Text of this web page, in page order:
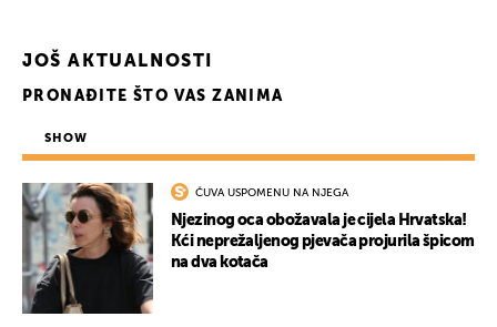
JOŠ AKTUALNOSTI
PRONAĐITE ŠTO VAS ZANIMA
SHOW
ČUVA USPOMENU NA NJEGA
Njezinog oca obožavala je cijela Hrvatska!
Kći neprežaljenog pjevača projurila špicom
na dva kotača